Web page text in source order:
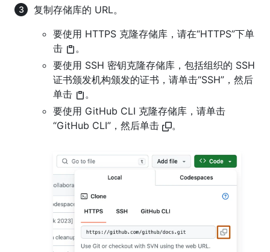
复制存储库的 URL。
要使用 HTTPS 克隆存储库，请在“HTTPS”下单
击
。
要使用 SSH 密钥克隆存储库，包括组织的 SSH
证书颁发机构颁发的证书，请单击“SSH”，然后
单击
。
要使用 GitHub CLI 克隆存储库，请单击
“GitHub CLI”，然后单击
。